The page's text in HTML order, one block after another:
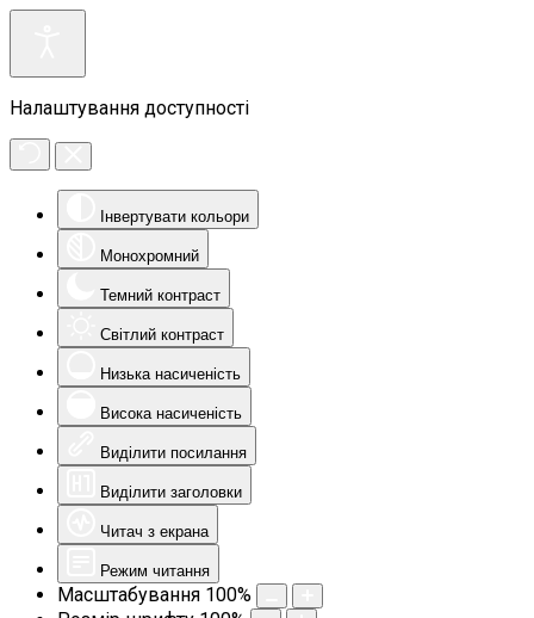
Налаштування доступності
Інвертувати кольори
Монохромний
Темний контраст
Світлий контраст
Низька насиченість
Висока насиченість
Виділити посилання
Виділити заголовки
Читач з екрана
Режим читання
Масштабування 100%